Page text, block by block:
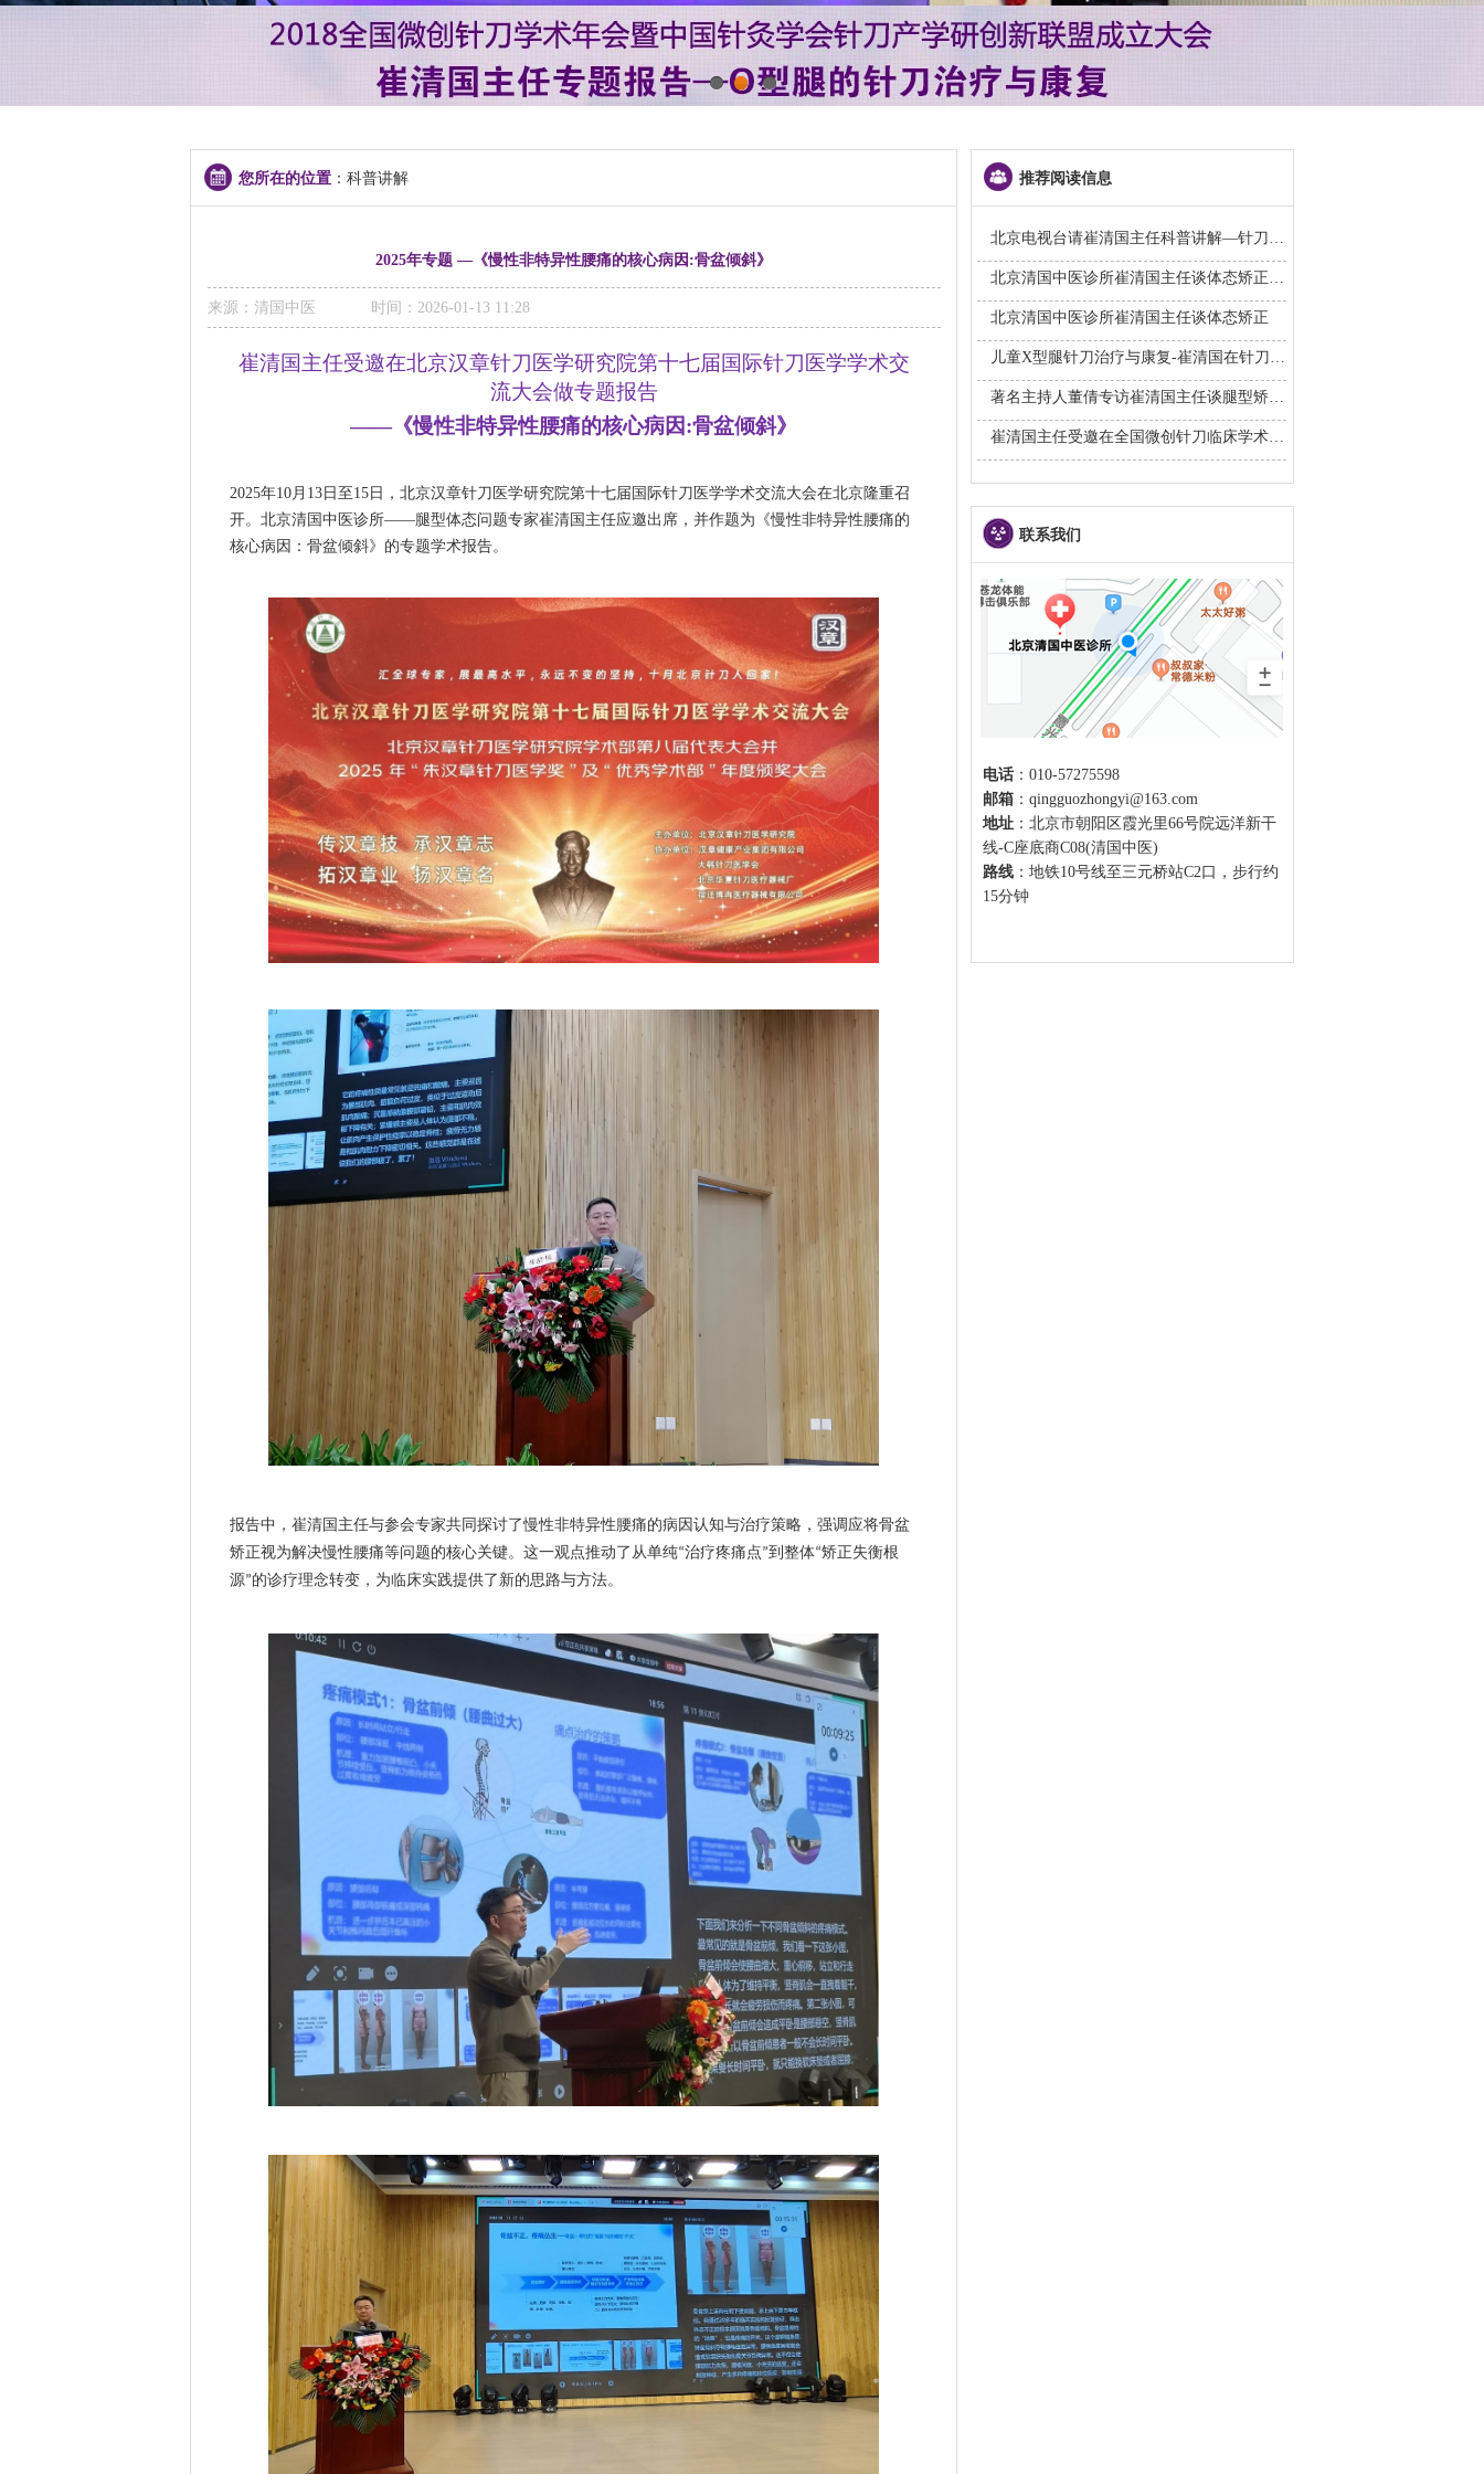
2 3
您所在的位置 ：科普讲解
2025年专题 —《慢性非特异性腰痛的核心病因:骨盆倾斜》
来源：清国中医 时间：2026-01-13 11:28
崔清国主任受邀在北京汉章针刀医学研究院第十七届国际针刀医学学术交
流大会做专题报告
——《慢性非特异性腰痛的核心病因:骨盆倾斜》
2025年10月13日至15日，北京汉章针刀医学研究院第十七届国际针刀医学学术交流大会在北京隆重召
开。 北京清国中医诊所——腿型体态问题专家崔清国主任应邀出席，并作题为《慢性非特异性腰痛的
核心病因：骨盆倾斜》的专题学术报告。
报告中，崔清国主任与参会专家共同探讨了慢性非特异性腰痛的病因认知与治疗策略 ， 强调应将骨盆
矫正视为解决慢性腰痛等问题的核心关键。这一观点推动了从单纯“治疗疼痛点”到整体“矫正失衡根
源”的诊疗理念转变，为临床实践提供了新的思路与方法。
推荐阅读信息
北京电视台请崔清国主任科普讲解—针刀如何治疗O型腿
北京清国中医诊所崔清国主任谈体态矫正（视频二）
北京清国中医诊所崔清国主任谈体态矫正
儿童X型腿针刀治疗与康复-崔清国在针刀医学分会学术年会做专题报告
著名主持人董倩专访崔清国主任谈腿型矫正—针刀治疗O型腿和X型腿
崔清国主任受邀在全国微创针刀临床学术经验交流会上做专题报告——成人臀肌挛缩症的针刀治疗
联系我们
电话 ：010-57275598
邮箱 ：qingguozhongyi@163.com
地址 ：北京市朝阳区霞光里66号院远洋新干
线-C座底商C08(清国中医)
路线 ：地铁10号线至三元桥站C2口，步行约
15分钟